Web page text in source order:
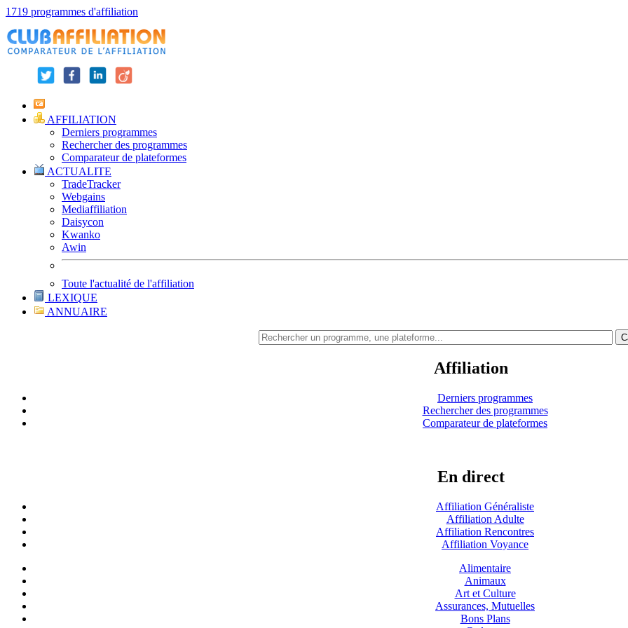
1719 programmes d'affiliation
AFFILIATION
Derniers programmes
Rechercher des programmes
Comparateur de plateformes
ACTUALITE
TradeTracker
Webgains
Mediaffiliation
Daisycon
Kwanko
Awin
Toute l'actualité de l'affiliation
LEXIQUE
ANNUAIRE
Affiliation
Derniers programmes
Rechercher des programmes
Comparateur de plateformes
En direct
Affiliation Généraliste
Affiliation Adulte
Affiliation Rencontres
Affiliation Voyance
Alimentaire
Animaux
Art et Culture
Assurances, Mutuelles
Bons Plans